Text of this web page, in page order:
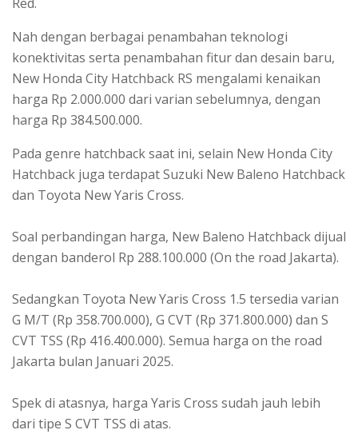
Nah dengan berbagai penambahan teknologi
konektivitas serta penambahan fitur dan desain baru,
New Honda City Hatchback RS mengalami kenaikan
harga Rp 2.000.000 dari varian sebelumnya, dengan
harga Rp 384.500.000.
Pada genre hatchback saat ini, selain New Honda City
Hatchback juga terdapat Suzuki New Baleno Hatchback
dan Toyota New Yaris Cross.
Soal perbandingan harga, New Baleno Hatchback dijual
dengan banderol Rp 288.100.000 (On the road Jakarta).
Sedangkan Toyota New Yaris Cross 1.5 tersedia varian
G M/T (Rp 358.700.000), G CVT (Rp 371.800.000) dan S
CVT TSS (Rp 416.400.000). Semua harga on the road
Jakarta bulan Januari 2025.
Spek di atasnya, harga Yaris Cross sudah jauh lebih
dari tipe S CVT TSS di atas.